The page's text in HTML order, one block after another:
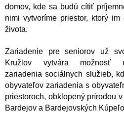
domov, kde sa budú cítiť
nimi vytvoríme priestor, ktorý
života.
Zariadenie pre seniorov už
Kružlov vytvára možnosť
zariadenia sociálnych služieb,
obyvateľov zariadenia s
priestoroch, obklopený prírodou
Bardejov a Bardejovských